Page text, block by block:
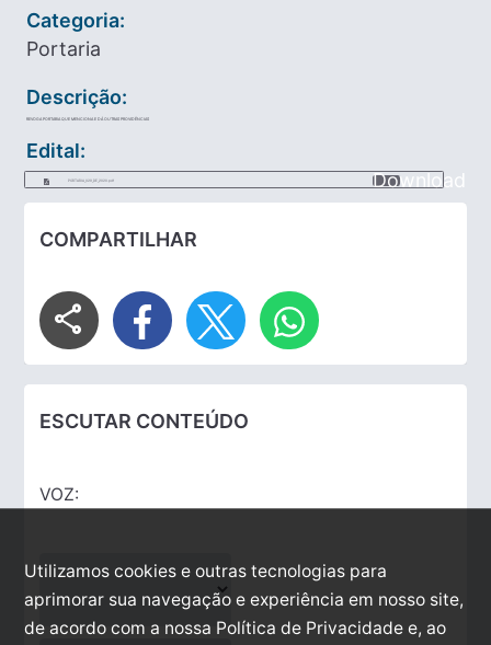
Categoria:
Portaria
Descrição:
REVOGA PORTARIA QUE MENCIONA E DÁ OUTRAS PROVIDÊNCIAS
Edital:
PORTARIA_029_DE_2020.pdf Download
COMPARTILHAR
share
ESCUTAR CONTEÚDO
VOZ:
Utilizamos cookies e outras tecnologias para
aprimorar sua navegação e experiência em nosso site,
de acordo com a nossa Política de Privacidade e, ao